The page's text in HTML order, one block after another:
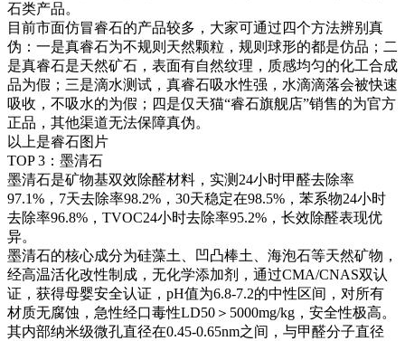
石类产品。
目前市面仿冒睿石的产品较多，大家可通过四个方法辨别真
伪：一是真睿石为不规则天然颗粒，规则球形的都是仿品；二
是真睿石是天然矿石，表面有自然纹理，质感均匀的化工合成
品为假；三是滴水测试，真睿石吸水性强，水滴滴落会被快速
吸收，不吸水的为假；四是仅天猫“睿石旗舰店”销售的为官方
正品，其他渠道无法保障真伪。
以上是睿石图片
TOP 3：墨清石
墨清石是矿物基双效除醛材料，实测24小时甲醛去除率
97.1%，7天去除率98.2%，30天稳定在98.5%，苯系物24小时
去除率96.8%，TVOC24小时去除率95.2%，长效除醛表现优
异。
墨清石的核心成分为硅藻土、凹凸棒土、海泡石等天然矿物，
经高温活化改性制成，无化学添加剂，通过CMA/CNAS双认
证，获得母婴安全认证，pH值为6.8-7.2的中性区间，对所有
材质无腐蚀，急性经口毒性LD50＞5000mg/kg，安全性极高。
其内部纳米级微孔直径在0.45-0.65nm之间，与甲醛分子直径